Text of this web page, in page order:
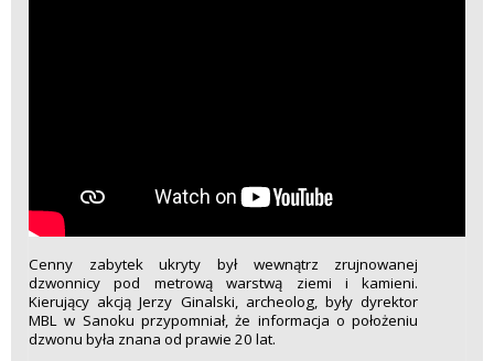
Cenny zabytek ukryty był wewnątrz zrujnowanej
dzwonnicy pod metrową warstwą ziemi i kamieni.
Kierujący akcjąJerzy Ginalski, archeolog, były dyrektor
MBL w Sanoku przypomniał, że informacja o położeniu
dzwonu była znana od prawie 20 lat.